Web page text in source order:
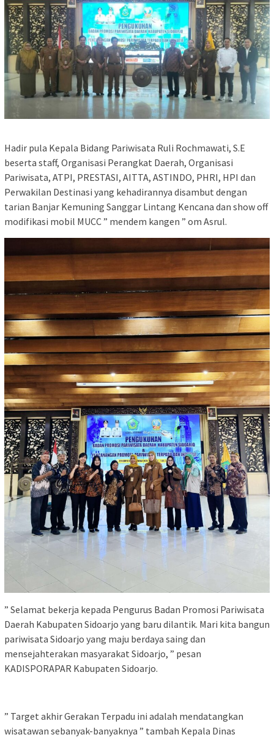
Hadir pula Kepala Bidang Pariwisata Ruli Rochmawati, S.E
beserta staff, Organisasi Perangkat Daerah, Organisasi
Pariwisata, ATPI, PRESTASI, AITTA, ASTINDO, PHRI, HPI dan
Perwakilan Destinasi yang kehadirannya disambut dengan
tarian Banjar Kemuning Sanggar Lintang Kencana dan show off
modifikasi mobil MUCC ” mendem kangen ” om Asrul.
” Selamat bekerja kepada Pengurus Badan Promosi Pariwisata
Daerah Kabupaten Sidoarjo yang baru dilantik. Mari kita bangun
pariwisata Sidoarjo yang maju berdaya saing dan
mensejahterakan masyarakat Sidoarjo, ” pesan
KADISPORAPAR Kabupaten Sidoarjo.
” Target akhir Gerakan Terpadu ini adalah mendatangkan
wisatawan sebanyak-banyaknya ” tambah Kepala Dinas